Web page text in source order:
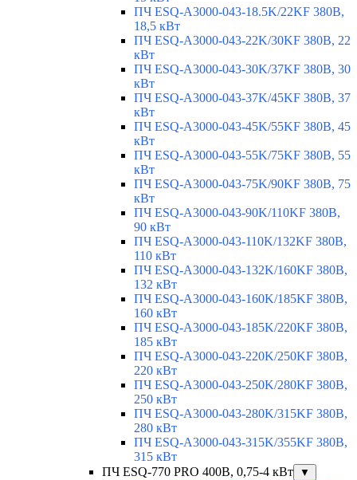
ПЧ ESQ-A3000-043-18.5K/22KF 380В,
18,5 кВт
ПЧ ESQ-A3000-043-22K/30KF 380В, 22
кВт
ПЧ ESQ-A3000-043-30K/37KF 380В, 30
кВт
ПЧ ESQ-A3000-043-37K/45KF 380В, 37
кВт
ПЧ ESQ-A3000-043-45K/55KF 380В, 45
кВт
ПЧ ESQ-A3000-043-55K/75KF 380В, 55
кВт
ПЧ ESQ-A3000-043-75K/90KF 380В, 75
кВт
ПЧ ESQ-A3000-043-90K/110KF 380В,
90 кВт
ПЧ ESQ-A3000-043-110K/132KF 380В,
110 кВт
ПЧ ESQ-A3000-043-132K/160KF 380В,
132 кВт
ПЧ ESQ-A3000-043-160K/185KF 380В,
160 кВт
ПЧ ESQ-A3000-043-185K/220KF 380В,
185 кВт
ПЧ ESQ-A3000-043-220K/250KF 380В,
220 кВт
ПЧ ESQ-A3000-043-250K/280KF 380В,
250 кВт
ПЧ ESQ-A3000-043-280K/315KF 380В,
280 кВт
ПЧ ESQ-A3000-043-315K/355KF 380В,
315 кВт
ПЧ ESQ-770 PRO 400В, 0,75-4 кВт
▼